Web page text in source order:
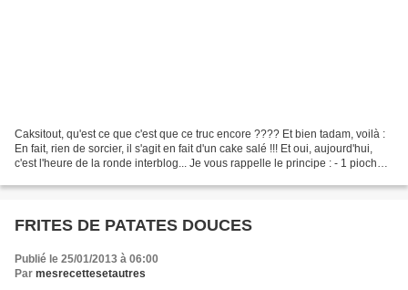
Caksitout, qu'est ce que c'est que ce truc encore ???? Et bien tadam, voilà :
En fait, rien de sorcier, il s'agit en fait d'un cake salé !!! Et oui, aujourd'hui,
c'est l'heure de la ronde interblog... Je vous rappelle le principe : - 1 pioche
FRITES DE PATATES DOUCES
Publié le 25/01/2013 à 06:00
Par mesrecettesetautres